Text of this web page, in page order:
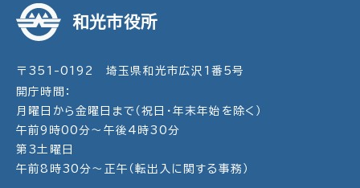
和光市役所
〒351-0192 埼玉県和光市広沢1番5号
開庁時間：
月曜日から金曜日まで（祝日・年末年始を除く）
午前9時00分～午後4時30分
第3土曜日
午前8時30分～正午（転出入に関する事務）